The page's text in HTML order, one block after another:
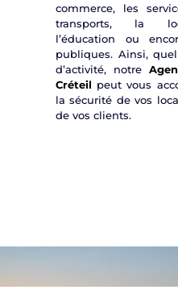
commerce, les
transports, la
l’éducation ou
publiques. Ainsi,
d’activité, notre
Créteil peut vous
la sécurité de vos
de vos clients.